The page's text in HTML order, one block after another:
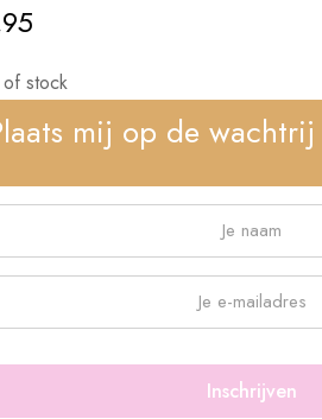
stock
mij op de